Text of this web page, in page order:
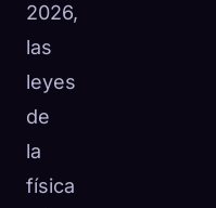
2026,
las
leyes
de
la
física